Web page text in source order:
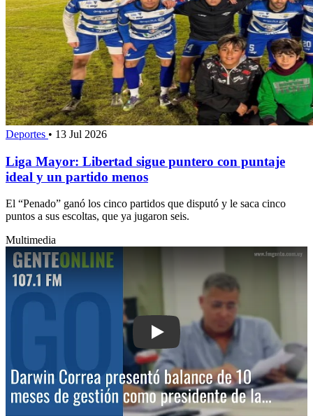
Deportes • 13 Jul 2026
Liga Mayor: Libertad sigue puntero con puntaje
ideal y un partido menos
El “Penado” ganó los cinco partidos que disputó y le saca cinco
puntos a sus escoltas, que ya jugaron seis.
Multimedia
Play: Darwin Correa presentó